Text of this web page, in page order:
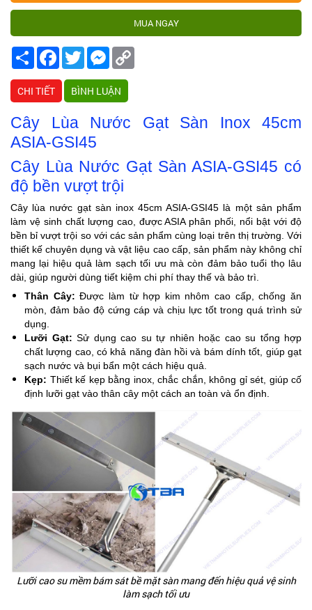
Share FacebookTwitterMessenger
CHI TIẾT BÌNH LUẬN
Cây Lùa Nước Gạt Sàn Inox 45cm
ASIA-GSI45
Cây Lùa Nước Gạt Sàn ASIA-GSI45 có
độ bền vượt trội
Cây lùa nước gạt sàn inox 45cm ASIA-GSI45 là một sản phẩm
làm vệ sinh chất lượng cao, được ASIA phân phối, nổi bật với độ
bền bỉ vượt trội so với các sản phẩm cùng loại trên thị trường. Với
thiết kế chuyên dụng và vật liệu cao cấp, sản phẩm này không chỉ
mang lại hiệu quả làm sạch tối ưu mà còn đảm bảo tuổi thọ lâu
dài, giúp người dùng tiết kiệm chi phí thay thế và bảo trì.
Thân Cây: Được làm từ hợp kim nhôm cao cấp, chống ăn
mòn, đảm bảo độ cứng cáp và chịu lực tốt trong quá trình sử
dụng.
Lưỡi Gạt: Sử dụng cao su tự nhiên hoặc cao su tổng hợp
chất lượng cao, có khả năng đàn hồi và bám dính tốt, giúp gạt
sạch nước và bụi bẩn một cách hiệu quả.
Kẹp: Thiết kế kẹp bằng inox, chắc chắn, không gỉ sét, giúp cố
định lưỡi gạt vào thân cây một cách an toàn và ổn định.
Lưỡi cao su mềm bám sát bề mặt sàn mang đến hiệu quả vệ sinh
làm sạch tối ưu